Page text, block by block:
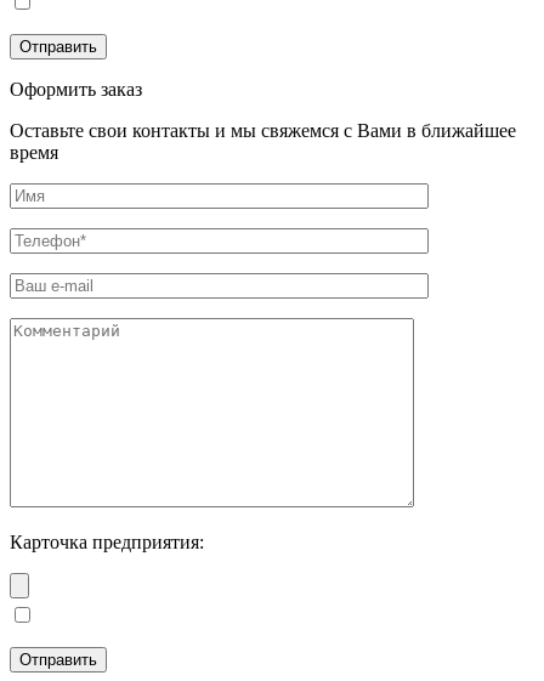
Оформить заказ
Оставьте свои контакты и мы свяжемся с Вами в ближайшее
время
Карточка предприятия: